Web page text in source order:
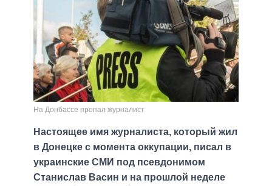
На Донбассе пропал журналист
Настоящее имя журналиста, который жил
в Донецке с момента оккупации, писал в
украинские СМИ под псевдонимом
Станислав Васин и на прошлой неделе